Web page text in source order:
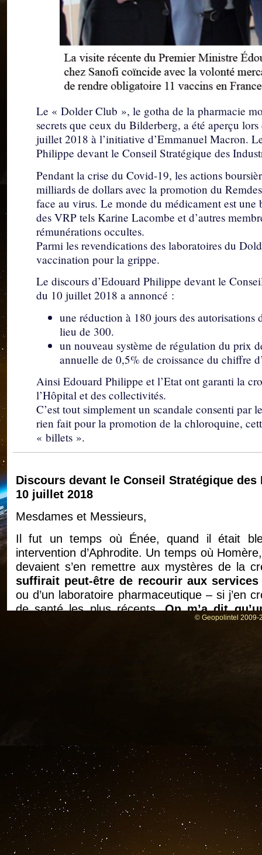
Le « Dolder Club », le gotha de la pharmacie
secrets que ceux du Bilderberg, a été aperçu
juillet 2018 à l’initiative d’Emmanuel Macron.
Philippe devant le Conseil Stratégique des
Pendant la crise du Covid-19, les actions
milliards de dollars avec la promotion du
face au virus. Le monde du médicament est
des VRP tels Karine Lacombe et d’autres
rémunérations occultes.
Parmi les revendications des laboratoires du
vaccination pour la grippe.
Le discours d’Edouard Philippe devant le
du 10 juillet 2018 a annoncé :
une réduction à 180 jours des autorisations
lieu de 300.
un nouveau système de régulation du prix
annuelle de 0,5% de croissance du chiffre
Ainsi Edouard Philippe et l’Etat ont garanti la
l’Hôpital et des collectivités.
C’est tout simplement un scandale consenti par
rien fait pour la promotion de la chloroquine,
« billets ».
Discours devant le Conseil Stratégique des
10 juillet 2018
Mesdames et Messieurs,
Il fut un temps où Énée, quand il était
intervention d’Aphrodite. Un temps où
devaient s’en remettre aux mystères de la
suffirait peut-être de recourir aux services
ou d’un laboratoire pharmaceutique – si j’en
de santé les plus récents.On m’a dit
travaillait d’ailleurs à un projet pour
scientifique, par votre savoir-faire industriel.
matière d’investissements publics en
acteurs fédérés au sein de l’alliance
français, après l’aéronautique et l’automobile.
Pour autant, nous ne sommes pas les seuls
et la Chine, ou même, plus proches de
Royaume-Uni sont désormais des
© Geopolintel 2009-